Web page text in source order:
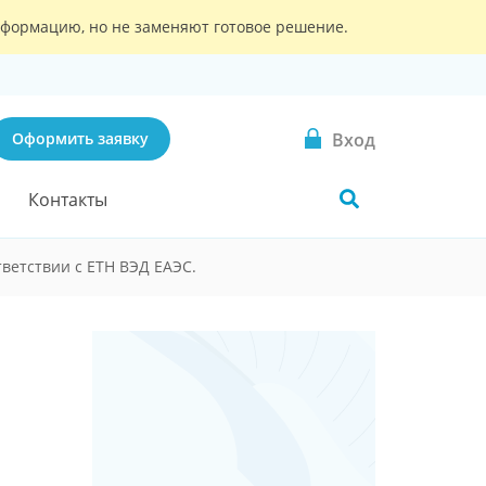
но не заменяют готовое решение.
Оформить заявку Вход
Контакты
с ЕТН ВЭД ЕАЭС.